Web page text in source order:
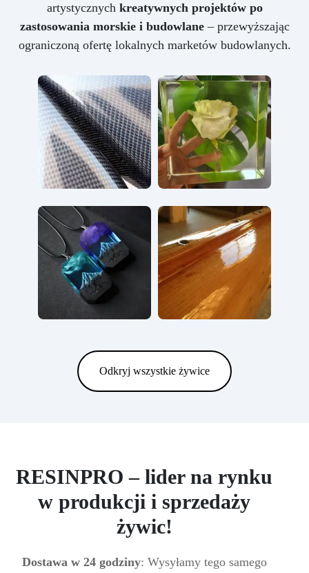
artystycznych kreatywnych projektów po
zastosowania morskie i budowlane– przewyższając
ograniczoną ofertę lokalnych marketów budowlanych.
Odkryj wszystkie żywice
RESINPRO – lider na rynku
w produkcji i sprzedaży
żywic!
Dostawa w 24 godziny: Wysyłamy tego samego